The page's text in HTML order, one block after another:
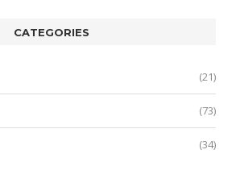
CATEGORIES
(21)
(73)
(34)